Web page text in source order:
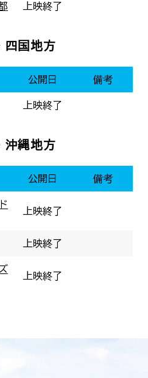
上映終了
四国地方
公開日 備考
上映終了
沖縄地方
公開日 備考
上映終了
上映終了
上映終了